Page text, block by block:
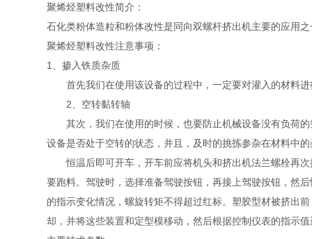
聚烯烃塑料改性简介：
石化类粉体造粒和粉体改性是同向双螺杆挤出机主要的应用
聚烯烃塑料改性注意事项：
1、掺入铁质杂质
首先我们在使用该设备的过程中，一定要对灌入的材料进
2、空转黏转轴
其次，我们在使用的时候，也要防止机械设备没有负荷的
设备是否处于空转的状态，并且，及时的挑拣参杂在材料中
恒温后即可开车，开车前应将机头和挤出机法兰螺栓再次
要跑料。驾驶时，选择准备驾驶按钮，再接上驾驶按钮，然
的指示变化情况，螺旋转矩不得超过红标。塑胶型材被挤出
却，并将这些装置和定型模移动，然后根据控制仪表的指示